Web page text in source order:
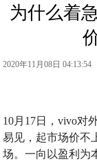
为什么着
2020年11月08日
10月17日，vivo对
易见，起市场价不
场。一向以盈利为